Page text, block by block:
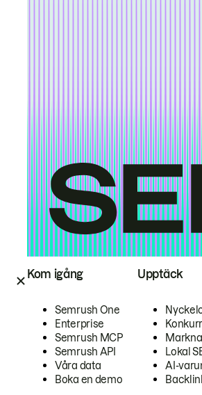
Kom igång
Semrush One
Enterprise
Semrush MCP
Semrush API
Våra data
Boka en demo
Upptäck
Lokal
AI-